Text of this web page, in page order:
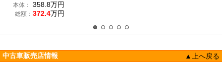
本体： 358.8万円
総額： 372.4万円
中古車販売店情報
▲上へ戻る